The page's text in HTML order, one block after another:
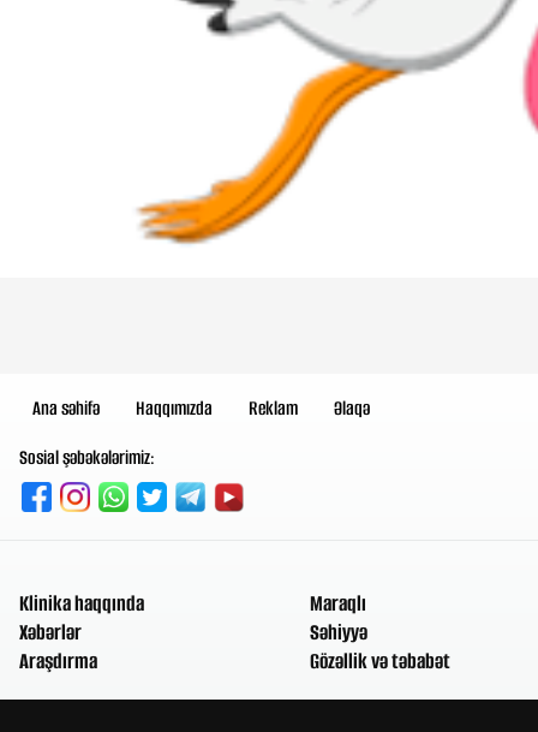
Ana səhifə Haqqımızda Reklam
Əlaqə
Sosial şəbəkələrimiz:
Klinika haqqında
Xəbərlər
Araşdırma
Maraqlı
Səhiyyə
Gözəllik və təbabət